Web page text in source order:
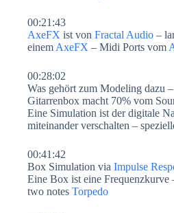
00:21:43
AxeFX ist von Fractal Audio –
einem AxeFX – Midi Ports vom
00:28:02
Was gehört zum Modeling dazu
Gitarrenbox macht 70% vom
Eine Simulation ist der digitale
miteinander verschalten –
00:41:42
Box Simulation via Impulse
Eine Box ist eine Frequenzkurve
two notes Torpedo